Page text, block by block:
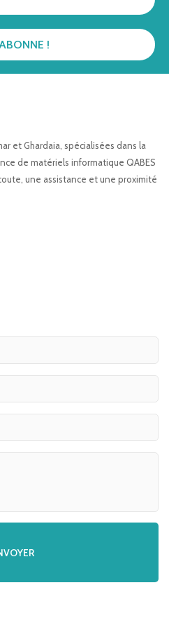
et Ghardaia, spécialisées dans la
de matériels informatique QABES
une assistance et une proximité